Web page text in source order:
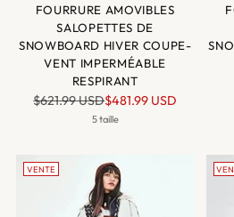
FOURRURE AMOVIBLES
SALOPETTES DE
SNOWBOARD HIVER COUPE-
VENT IMPERMÉABLE
RESPIRANT
Prix
normal
$621.99 USD$481.99 USD
5 taille
VENTE